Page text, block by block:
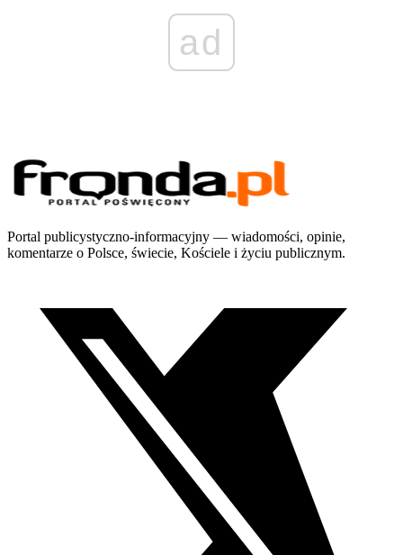
ad
Portal publicystyczno-informacyjny — wiadomości, opinie,
komentarze o Polsce, świecie, Kościele i życiu publicznym.